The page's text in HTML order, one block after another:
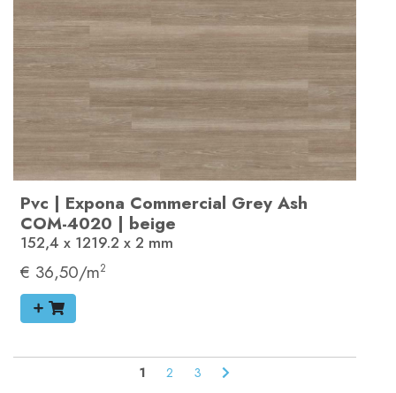
Pvc | Expona Commercial Grey Ash
COM-4020 | beige
152,4 x 1219.2 x 2 mm
€ 36,50/m2
1 2 3